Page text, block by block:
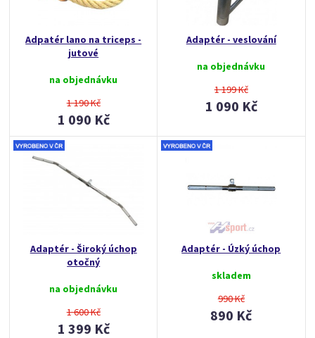
Adpatér lano na triceps -
jutové
na objednávku
1 190 Kč
1 090 Kč
Adaptér - veslování
na objednávku
1 199 Kč
1 090 Kč
Adaptér - Široký úchop
otočný
na objednávku
1 600 Kč
1 399 Kč
Adaptér - Úzký úchop
skladem
990 Kč
890 Kč